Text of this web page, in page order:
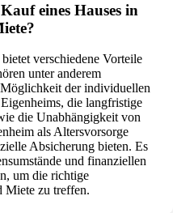
eines Hauses in
verschiedene Vorteile
unter anderem
der individuellen
die langfristige
die Unabhängigkeit von
als Altersvorsorge
Absicherung bieten. Es
und finanziellen
um die richtige
Miete zu treffen.